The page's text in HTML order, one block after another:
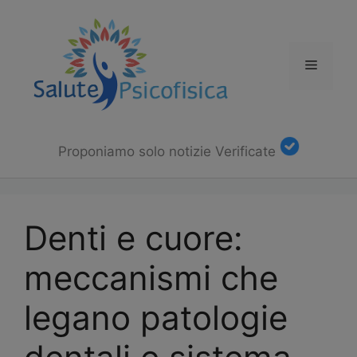
Menu
Proponiamo solo notizie Verificate
Denti e cuore:
meccanismi che
legano patologie